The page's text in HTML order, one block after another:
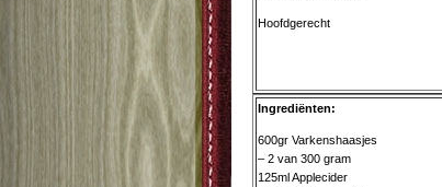
Hoofdgerecht
Ingrediënten:
600gr Varkenshaasjes
– 2 van 300 gram
125ml Applecider